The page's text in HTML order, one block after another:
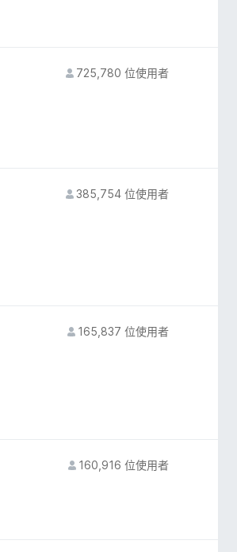
725,780 位使用者
385,754 位使用者
165,837 位使用者
160,916 位使用者